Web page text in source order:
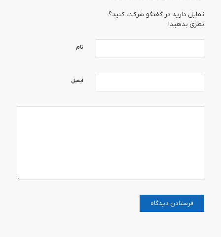
تمایل دارید در گفتگو شرکت کنید؟
نظری بدهید!
نام
ایمیل